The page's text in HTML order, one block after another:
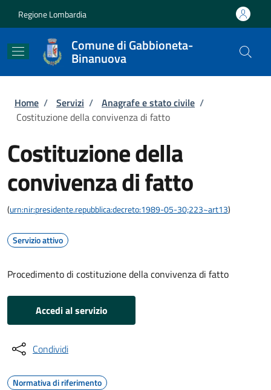
Regione Lombardia
Comune di Gabbioneta-
Binanuova
Briciole di pane
Home / Servizi / Anagrafe e stato civile /
Costituzione della convivenza di fatto
Costituzione della
convivenza di fatto
(urn:nir:presidente.repubblica:decreto:1989-05-30;223~art13)
Servizio attivo
Procedimento di costituzione della convivenza di fatto
Accedi al servizio
Condividi
Normativa di riferimento